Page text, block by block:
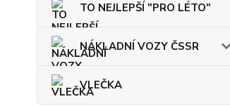
TO NEJLEPŠÍ "PRO LÉTO"
NÁKLADNÍ VOZY ČSSR
VLEČKA